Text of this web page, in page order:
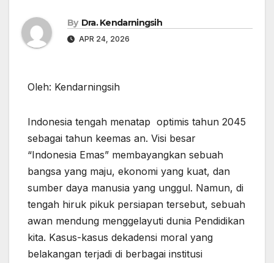
By Dra. Kendarningsih
APR 24, 2026
Oleh: Kendarningsih
Indonesia tengah menatap optimis tahun 2045
sebagai tahun keemas an. Visi besar
“Indonesia Emas” membayangkan sebuah
bangsa yang maju, ekonomi yang kuat, dan
sumber daya manusia yang unggul. Namun, di
tengah hiruk pikuk persiapan tersebut, sebuah
awan mendung menggelayuti dunia Pendidikan
kita. Kasus-kasus dekadensi moral yang
belakangan terjadi di berbagai institusi